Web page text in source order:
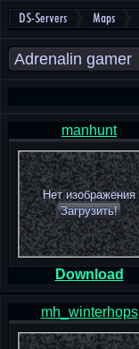
DS-Servers Maps
manhunt
Нет изображения
Загрузить!
Download
mh_winterhops